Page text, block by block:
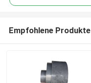
Empfohlene Produkte